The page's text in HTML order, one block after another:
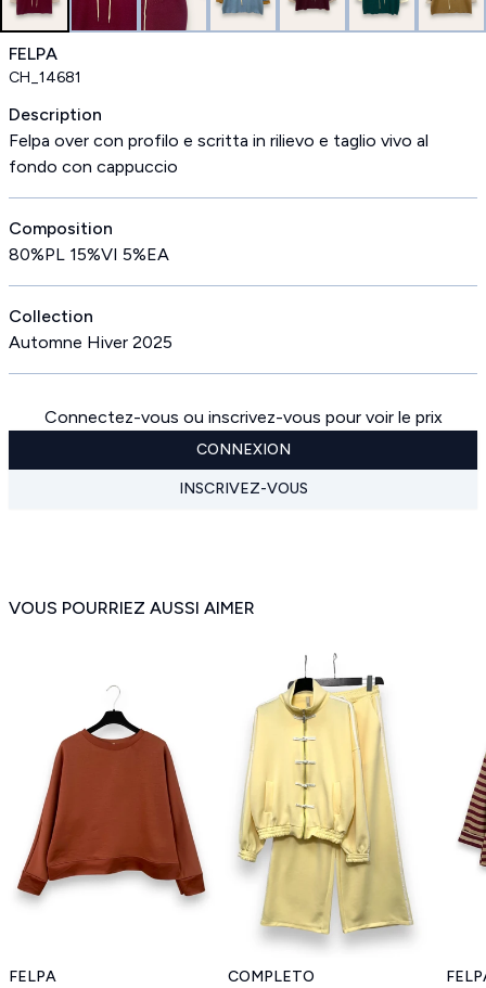
FELPA
CH_14681
Description
Felpa over con profilo e scritta in rilievo e taglio vivo al
fondo con cappuccio
Composition
80%PL 15%VI 5%EA
Collection
Automne Hiver 2025
Connectez-vous ou inscrivez-vous pour voir le prix
CONNEXION
INSCRIVEZ-VOUS
VOUS POURRIEZ AUSSI AIMER
FELPA COMPLETO